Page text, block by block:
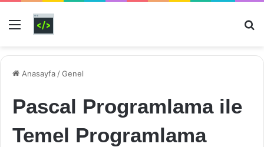
Menü
Anasayfa /Genel
Pascal Programlama ile
Temel Programlama